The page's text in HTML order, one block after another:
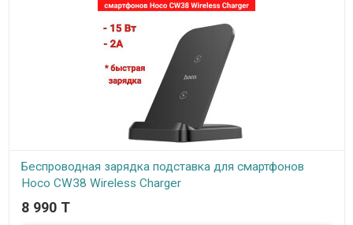
Беспроводная зарядка подставка для смартфонов
Hoco CW38 Wireless Charger
В наличии
8 990 T